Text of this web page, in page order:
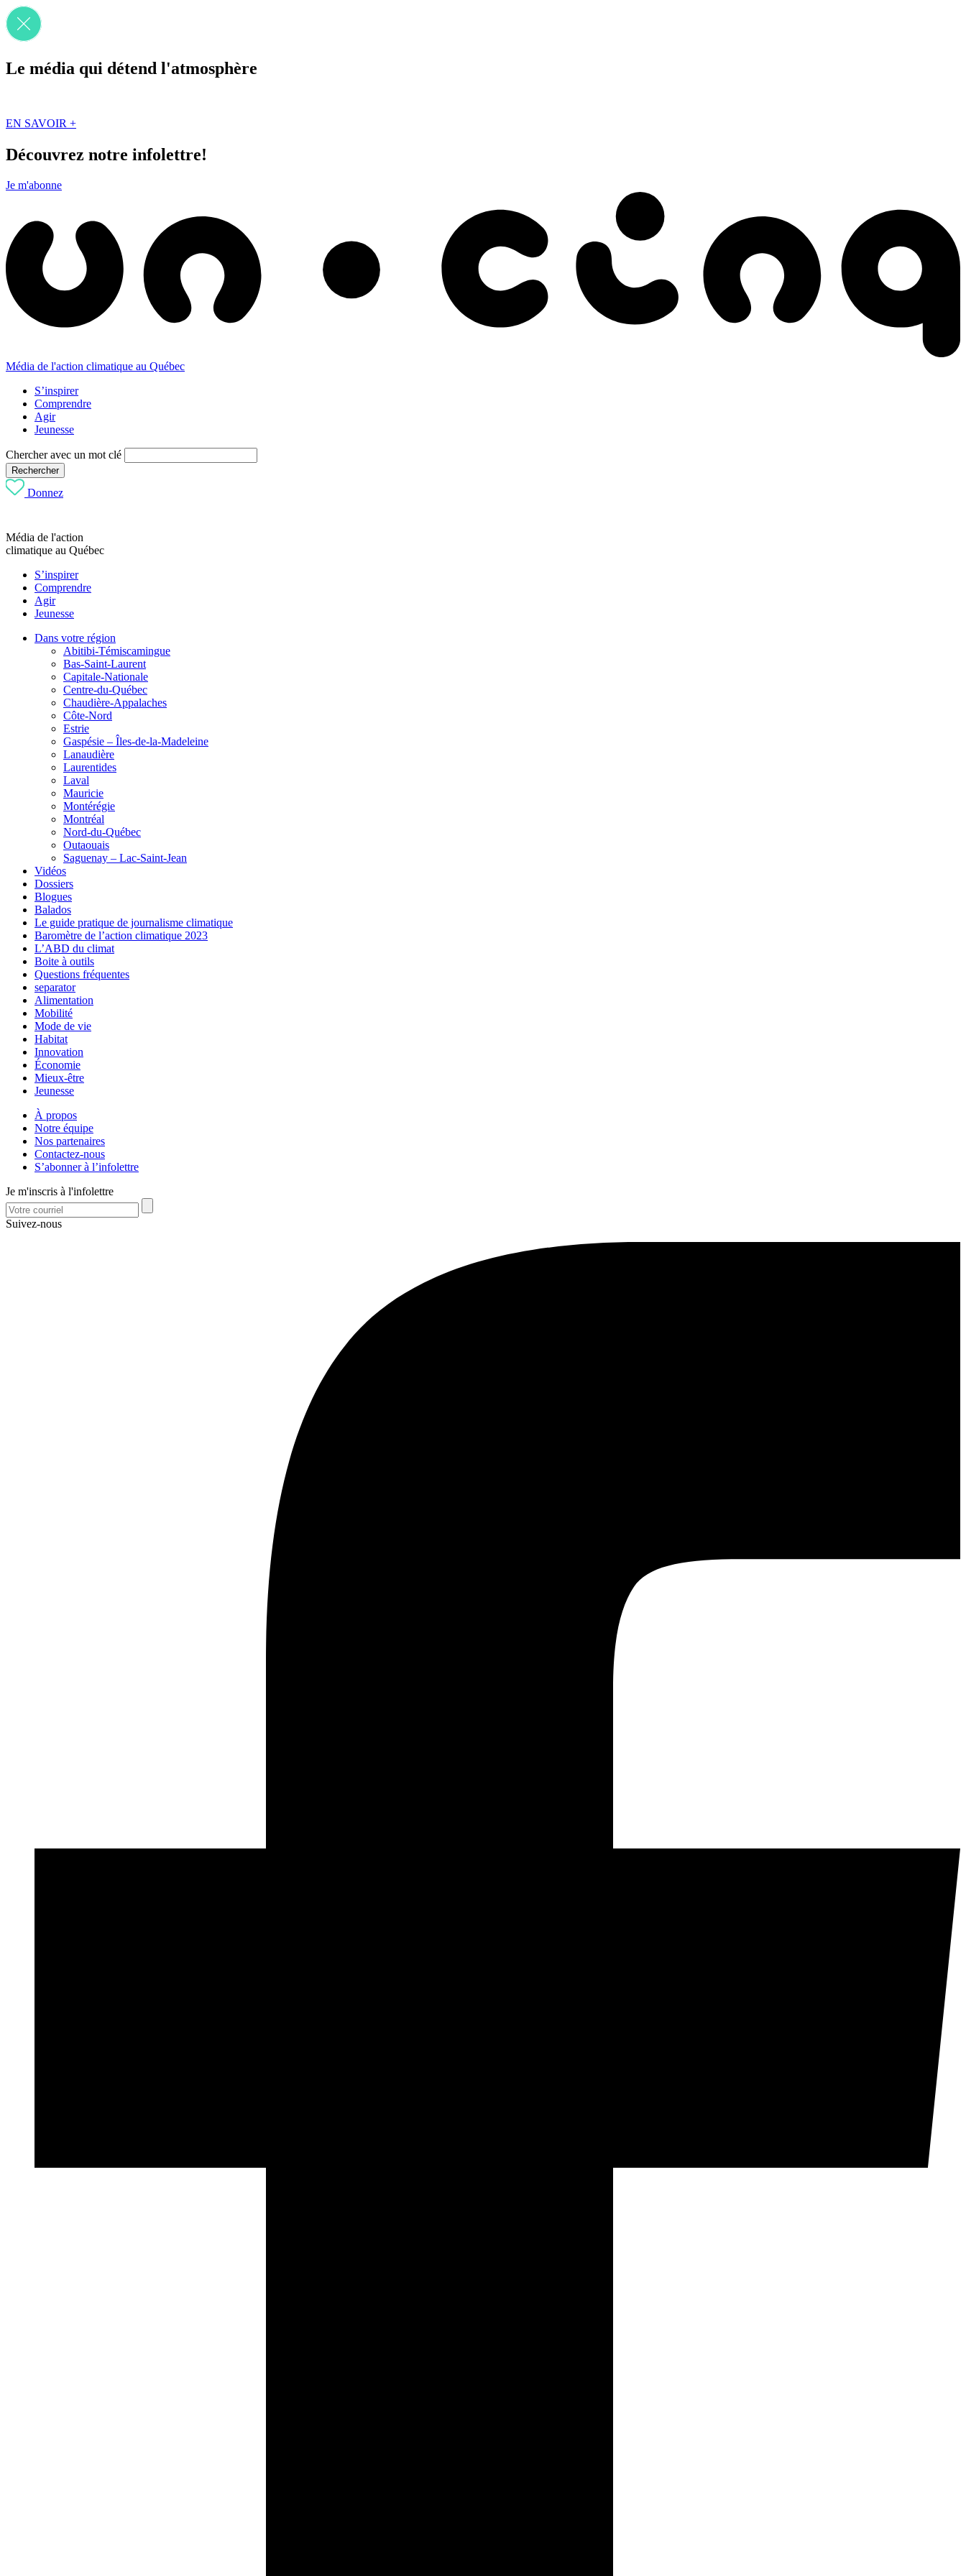
Le média qui détend l'atmosphère
EN SAVOIR +
Découvrez notre infolettre!
Je m'abonne
Média de l'action climatique au Québec
S’inspirer
Comprendre
Agir
Jeunesse
Chercher avec un mot clé
Rechercher
Donnez
Média de l'action
climatique au Québec
S’inspirer
Comprendre
Agir
Jeunesse
Dans votre région
Abitibi-Témiscamingue
Bas-Saint-Laurent
Capitale-Nationale
Centre-du-Québec
Chaudière-Appalaches
Côte-Nord
Estrie
Gaspésie – Îles-de-la-Madeleine
Lanaudière
Laurentides
Laval
Mauricie
Montérégie
Montréal
Nord-du-Québec
Outaouais
Saguenay – Lac-Saint-Jean
Vidéos
Dossiers
Blogues
Balados
Le guide pratique de journalisme climatique
Baromètre de l’action climatique 2023
L’ABD du climat
Boite à outils
Questions fréquentes
separator
Alimentation
Mobilité
Mode de vie
Habitat
Innovation
Économie
Mieux-être
Jeunesse
À propos
Notre équipe
Nos partenaires
Contactez-nous
S’abonner à l’infolettre
Je m'inscris à l'infolettre
Suivez-nous